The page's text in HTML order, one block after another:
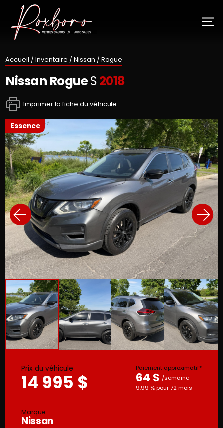
Accueil / Inventaire / Nissan / Rogue
Nissan RogueS2018
Imprimer la fiche du véhicule
essence
Prix du véhicule
14 995 $
Paiement approximatif*
64 $ /semaine
9.99 % pour 72 mois
Marque
Nissan